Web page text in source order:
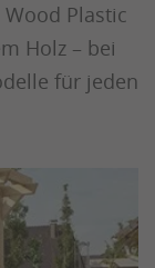
Plastic
Holz – bei
für jeden